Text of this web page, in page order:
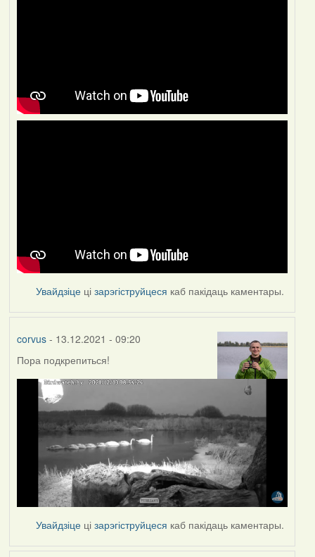
Увайдзіце цізарэгіструйцеся каб пакідаць каментары.
corvus- 13.12.2021 - 09:20
Пора подкрепиться!
Увайдзіце цізарэгіструйцеся каб пакідаць каментары.